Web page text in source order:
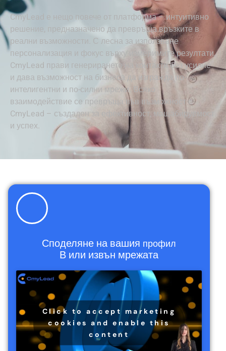
CmyLead е нещо повече от платформа – интуитивно
решение, предназначено да превръща връзките в
реални възможности. С лесна за използване
персонализация и фокус върху измеримите резултати,
CmyLead прави генерирането на контакти без усилие
и дава възможност на бизнеса да изгражда по-
интелигентни и по-силни мрежи. Всяко
взаимодействие се превръща във възможност с
CmyLead – създаден за ефективност, мащабируемост
и успех.
Споделяне на вашия профил
В или извън мрежата
Click to accept marketing
cookies and enable this
content